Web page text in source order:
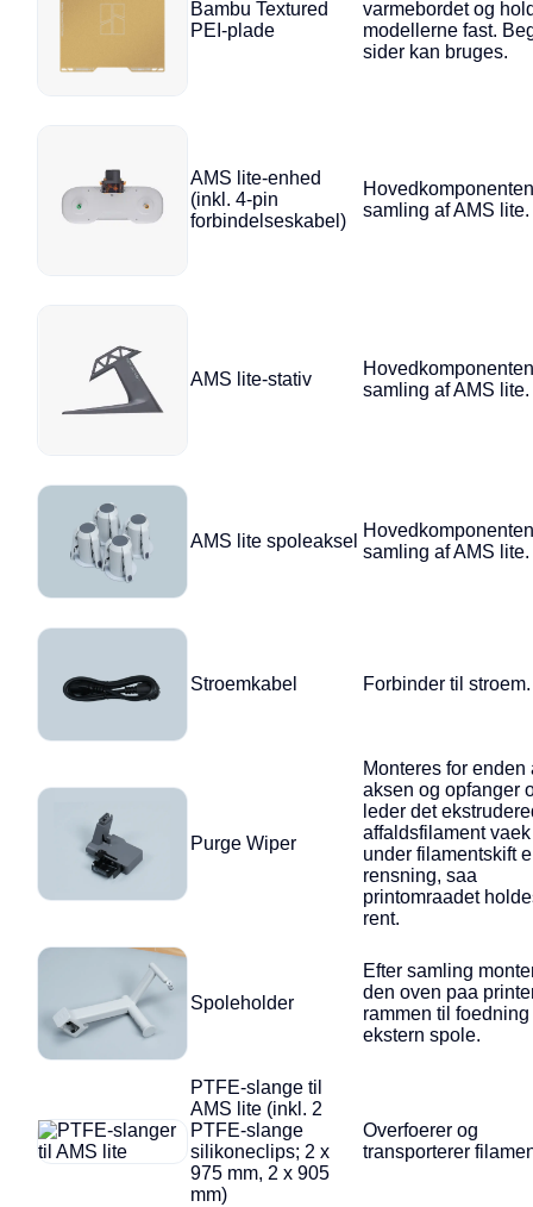
Bambu Textured
PEI-plade
varmebordet og
modellerne fast.
sider kan bruges.
AMS lite-enhed
(inkl. 4-pin
forbindelseskabel)
samling af AMS lite.
AMS lite-stativ
samling af AMS lite.
AMS lite spoleaksel
samling af AMS lite.
Stroemkabel Forbinder til stroem.
Purge Wiper
Monteres for enden
aksen og opfanger
leder det
affaldsfilament vaek
under filamentskift
rensning, saa
printomraadet
rent.
Spoleholder
Efter samling
den oven paa
rammen til foedning
ekstern spole.
PTFE-slange til
AMS lite (inkl. 2
PTFE-slange
silikoneclips; 2 x
975 mm, 2 x 905
mm)
Overfoerer og
transporterer